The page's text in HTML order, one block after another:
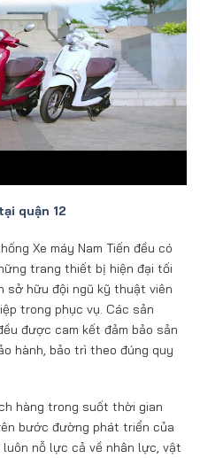
quận 12
Xe máy Nam Tiến đều có
trang thiết bị hiện đại tối
sở hữu đội ngũ kỹ thuật viên
trong phục vụ. Các sản
được cam kết đảm bảo sản
hành, bảo trì theo đúng quy
hàng trong suốt thời gian
bước đường phát triển của
nỗ lực cả về nhân lực, vật